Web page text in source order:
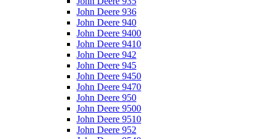
John Deere 936
John Deere 940
John Deere 9400
John Deere 9410
John Deere 942
John Deere 945
John Deere 9450
John Deere 9470
John Deere 950
John Deere 9500
John Deere 9510
John Deere 952